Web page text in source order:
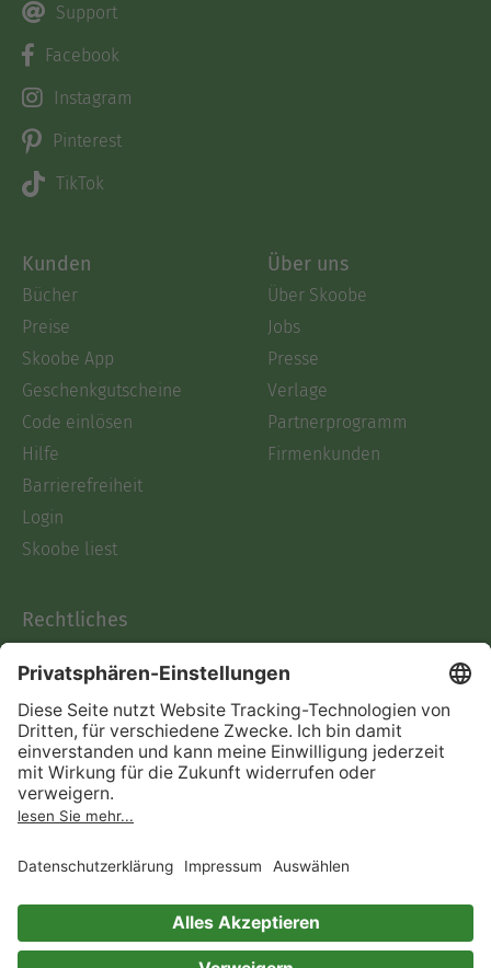
Support
Facebook
Instagram
Pinterest
TikTok
Kunden
Bücher
Preise
Skoobe App
Geschenkgutscheine
Code einlösen
Hilfe
Barrierefreiheit
Login
Skoobe liest
Über uns
Über Skoobe
Jobs
Presse
Verlage
Partnerprogramm
Firmenkunden
Rechtliches
AGB
Informationen nach Data
Act
Verträge hier kündigen
Impressum
Immer ein gutes Buch